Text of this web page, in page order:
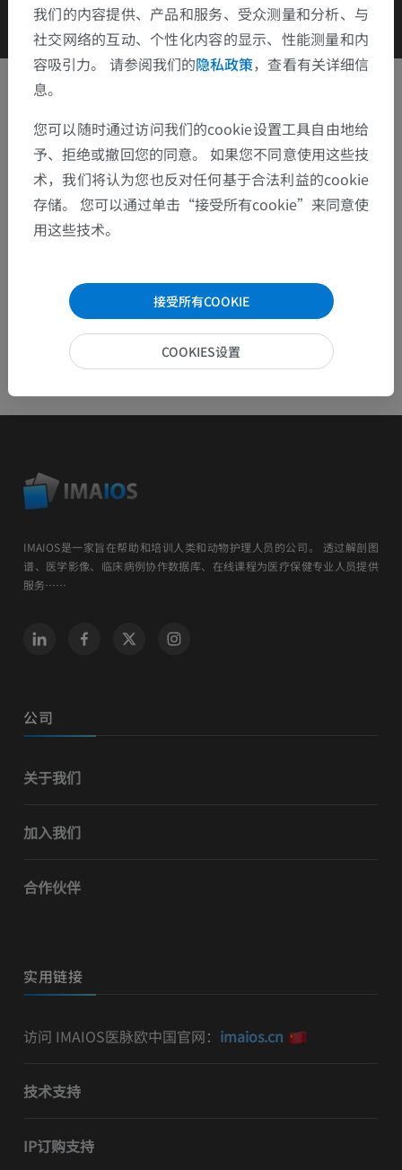
Clinical Case Channel IMAIOS
相册: 类别
Keyframes
IMAIOS是一家旨在帮助和培训人类和动物护理人员的公司。 透过解剖图
谱、医学影像、临床病例协作数据库、在线课程为医疗保健专业人员提供
服务……
公司
关于我们
加入我们
合作伙伴
实用链接
访问 IMAIOS医脉欧中国官网： imaios.cn
技术支持
IP订购支持
我们的内容提供、产品和服务、受众测量和分析、与
社交网络的互动、个性化内容的显示、性能测量和内
容吸引力。 请参阅我们的隐私政策，查看有关详细信
息。
您可以随时通过访问我们的cookie设置工具自由地给
予、拒绝或撤回您的同意。 如果您不同意使用这些技
术，我们将认为您也反对任何基于合法利益的cookie
存储。 您可以通过单击“接受所有cookie”来同意使
用这些技术。
接受所有COOKIE
COOKIES设置